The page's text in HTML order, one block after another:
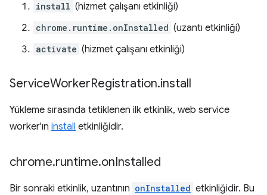
install (hizmet çalışanı etkinliği)
chrome.runtime.onInstalled (uzantı etkinliği)
activate (hizmet çalışanı etkinliği)
ServiceWorkerRegistration.install
Yükleme sırasında tetiklenen ilk etkinlik, web service
worker'ın install etkinliğidir.
chrome.runtime.onInstalled
Bir sonraki etkinlik, uzantının onInstalled etkinliğidir. Bu